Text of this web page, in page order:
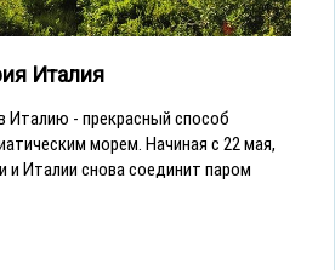
Италия
Италию - прекрасный способ
морем. Начиная с 22 мая,
и Италии снова соединит паром